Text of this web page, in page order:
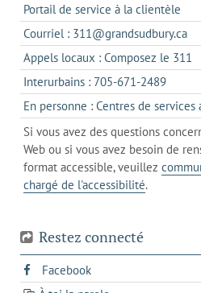
Portail de service à la clientèle
un
Courriel : 311@grandsudbury.ca
de
Appels locaux : Composez le 311
Interurbains : 705-671-2489s'ouvre
dans
un
client
de
votre
En personne : Centres de
Si vous avez des questions
Web ou si vous avez besoin de
format accessible, veuillez
chargé de l'accessibilité.
Restez connecté
Facebooks'ouvre
dans